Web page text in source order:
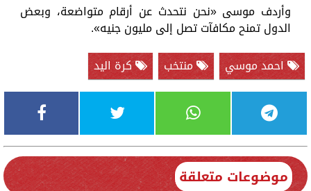
وأردف موسى «نحن نتحدث عن أرقام متواضعة، وبعض
الدول تمنح مكافآت تصل إلى مليون جنيه».
احمد موسي
منتخب كرة اليد
موضوعات متعلقة